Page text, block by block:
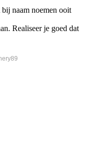
naam noemen ooit
Realiseer je goed dat